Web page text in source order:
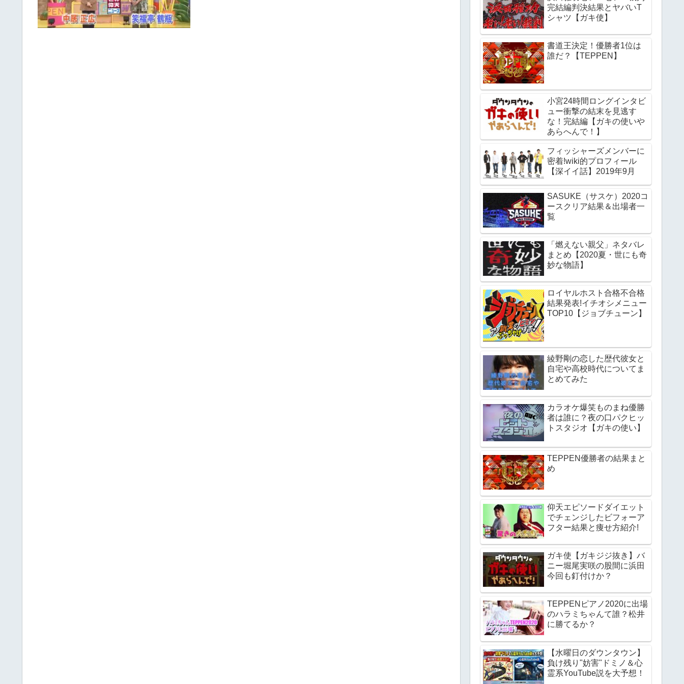
完結編判決結果とヤバいT
シャツ【ガキ使】
書道王決定！優勝者1位は
誰だ？【TEPPEN】
小宮24時間ロングインタビ
ュー衝撃の結末を見逃す
な！完結編【ガキの使いや
あらへんで！】
フィッシャーズメンバーに
密着!wiki的プロフィール
【深イイ話】2019年9月
SASUKE（サスケ）2020コ
ースクリア結果＆出場者一
覧
「燃えない親父」ネタバレ
まとめ【2020夏・世にも奇
妙な物語】
ロイヤルホスト合格不合格
結果発表!イチオシメニュー
TOP10【ジョブチューン】
綾野剛の恋した歴代彼女と
自宅や高校時代についてま
とめてみた
カラオケ爆笑ものまね優勝
者は誰に？夜の口パクヒッ
トスタジオ【ガキの使い】
TEPPEN優勝者の結果まと
め
仰天エピソードダイエット
でチェンジしたビフォーア
フター結果と痩せ方紹介!
ガキ使【ガキジジ抜き】バ
ニー堀尾実咲の股間に浜田
今回も釘付けか？
TEPPENピアノ2020に出場
のハラミちゃんて誰？松井
に勝てるか？
【水曜日のダウンタウン】
負け残り"妨害"ドミノ＆心
霊系YouTube説を大予想！